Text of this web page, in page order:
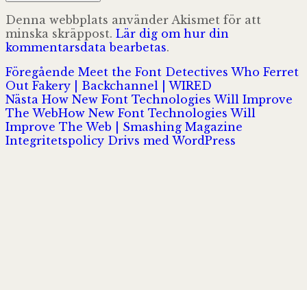
Denna webbplats använder Akismet för att
minska skräppost. Lär dig om hur din
kommentarsdata bearbetas.
Inläggsnavigering
Föregående Föregående
inlägg:
Meet the Font Detectives Who Ferret
Out Fakery | Backchannel | WIRED
Nästa Nästa
inlägg:
How New Font Technologies Will Improve
The WebHow New Font Technologies Will
Improve The Web | Smashing Magazine
Integritetspolicy Drivs med WordPress